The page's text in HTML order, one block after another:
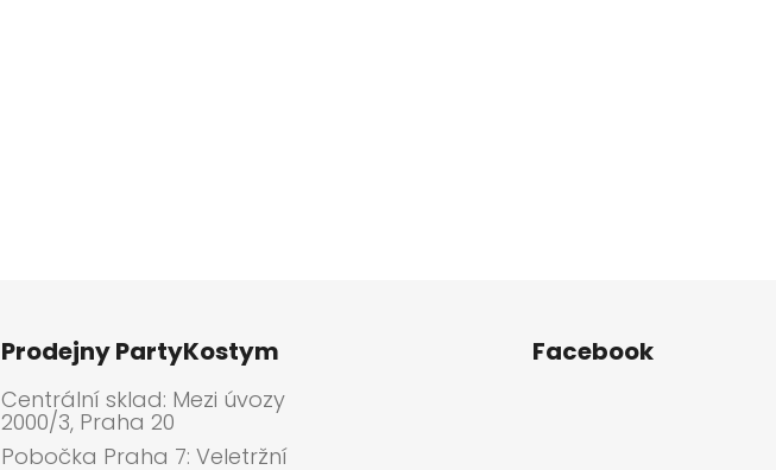
Prodejny PartyKostym
Centrální sklad: Mezi úvozy
2000/3, Praha 20
Pobočka Praha 7: Veletržní
Facebook